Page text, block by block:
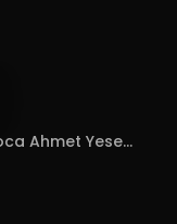
Ahmet Yese...